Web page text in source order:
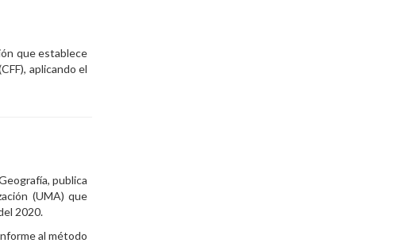
que establece
aplicando el
publica
(UMA) que
2020.
al método